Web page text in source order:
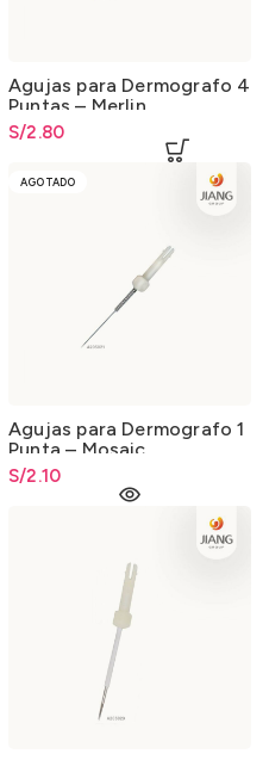
Agujas para Dermografo 4
Puntas – Merlin
S/2.80
AGOTADO
Agujas para Dermografo 1
Punta – Mosaic
S/2.10